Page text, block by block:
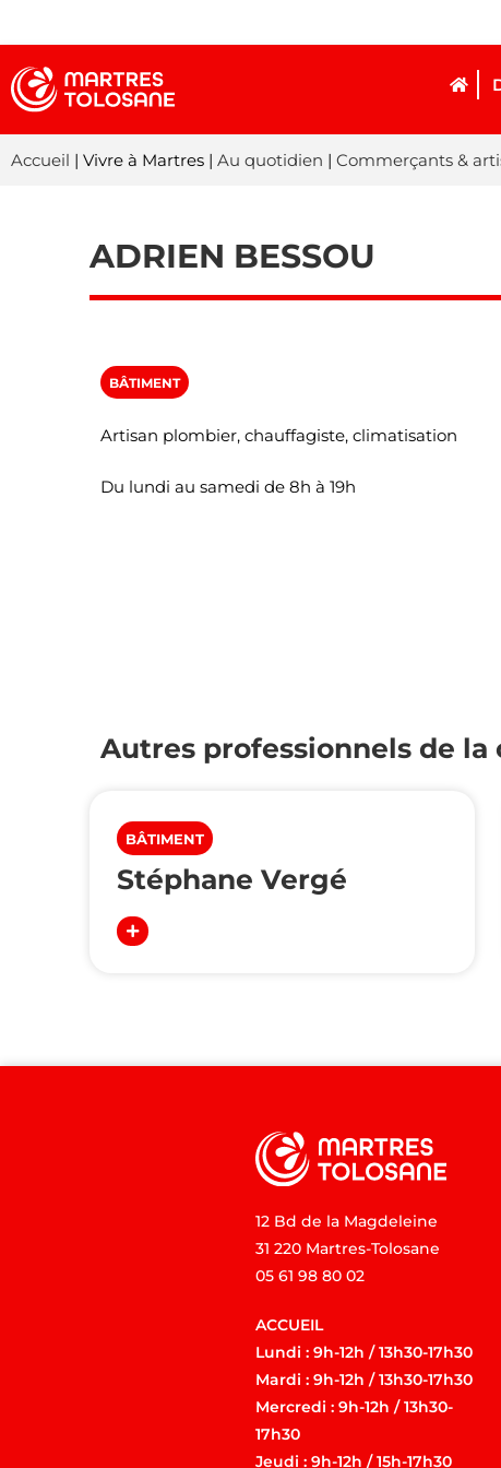
Accueil | Vivre à Martres | Au quotidien | Commerçants &
ADRIEN BESSOU
BÂTIMENT
Artisan plombier, chauffagiste, climatisation
Du lundi au samedi de 8h à 19h
Autres professionnels de la
BÂTIMENT
Stéphane Vergé
12 Bd de la Magdeleine
31 220 Martres-Tolosane
05 61 98 80 02
ACCUEIL
Lundi : 9h-12h / 13h30-17h30
Mardi : 9h-12h / 13h30-17h30
Mercredi : 9h-12h / 13h30-
17h30
Jeudi : 9h-12h / 15h-17h30